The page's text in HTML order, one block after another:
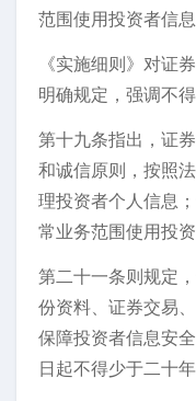
范围使用投资者信息
《实施细则》对证
明确规定，强调不
第十九条指出，证
和诚信原则，按照
理投资者个人信息
常业务范围使用投
第二十一条则规定
份资料、证券交易
保障投资者信息安
日起不得少于二十年